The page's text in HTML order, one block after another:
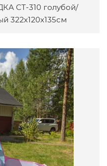
CT-310 голубой/
322х120х135см